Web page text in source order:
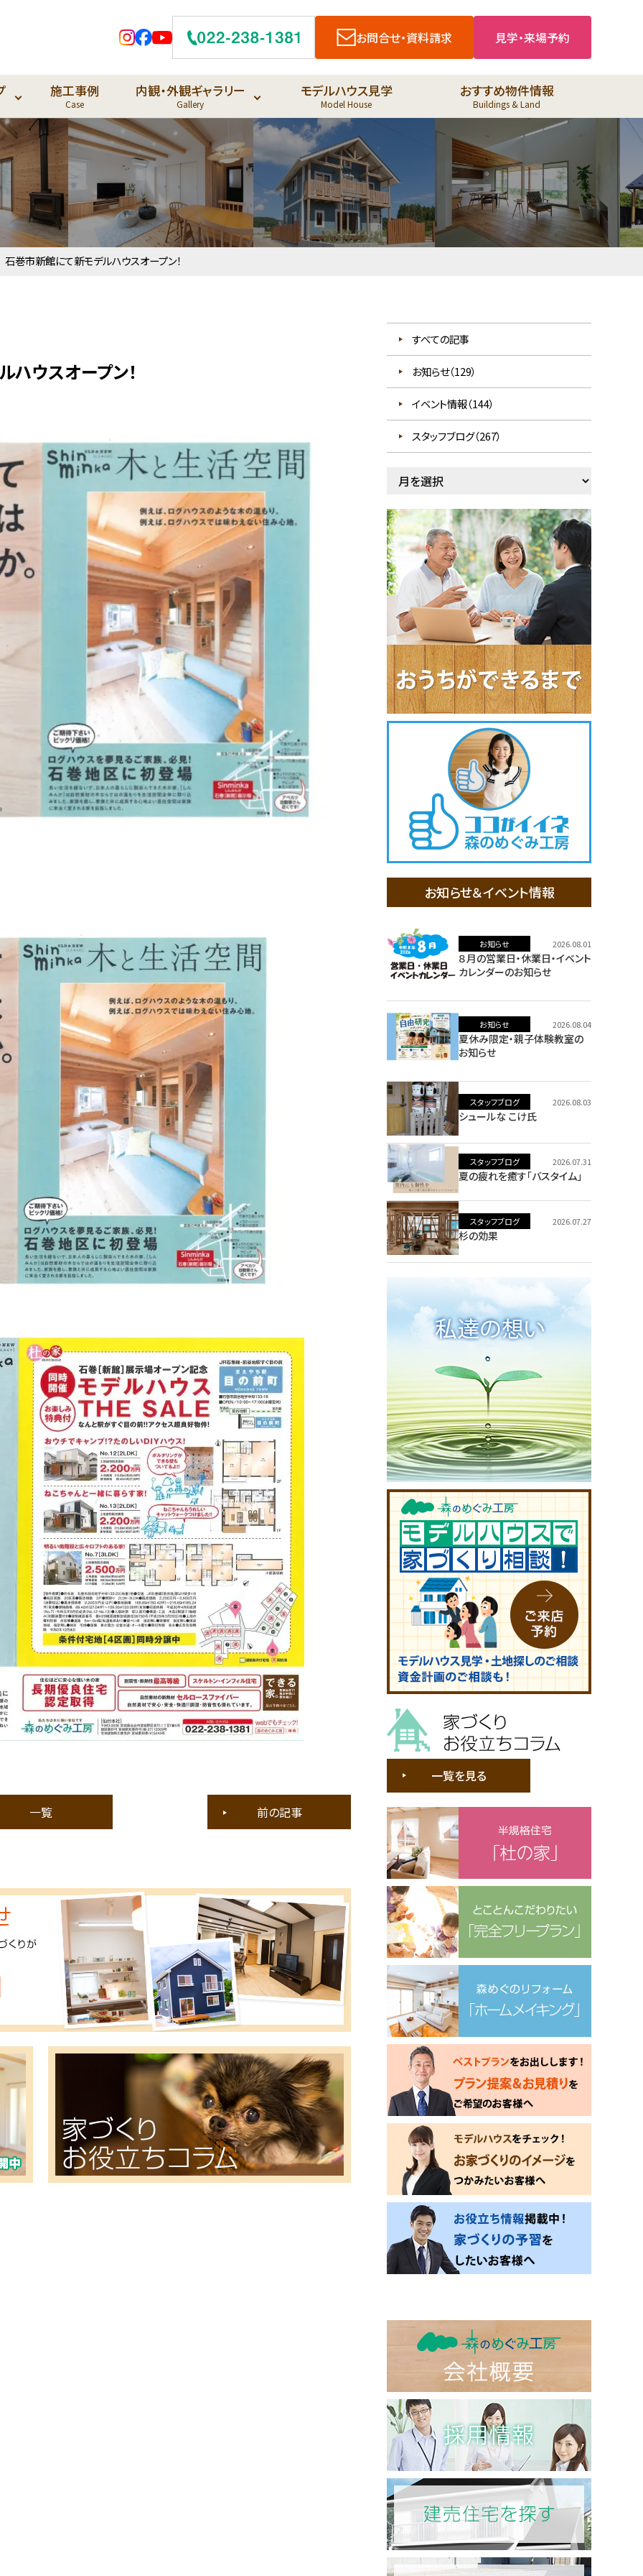
お問合せ・資料請求 見学・来場予約
施工事例
Case
内観・外観ギャラリー
Gallery
モデルハウス見学
Model House
おすすめ物件情報
Buildings & Land
巻市新館にて新モデルハウスオープン！
ウスオープン！
一覧 前の記事
すべての記事
お知らせ（129）
イベント情報（144）
スタッフブログ（267）
お知らせ＆イベント情報
お知らせ 2026.08.01
８月の営業日・休業日・イベント
カレンダーのお知らせ
お知らせ 2026.08.04
夏休み限定・親子体験教室の
お知らせ
スタッフブログ 2026.08.03
シュールな こけ氏
スタッフブログ 2026.07.31
夏の疲れを癒す「バスタイム」
スタッフブログ 2026.07.27
杉の効果
家づくりお役立ちコラム
一覧を見る